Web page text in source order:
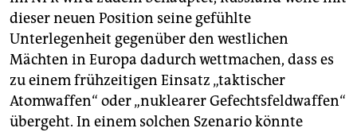
dieser neuen Position seine gefühlte
Unterlegenheit gegenüber den westlichen
Mächten in Europa dadurch wettmachen, dass es
zu einem frühzeitigen Einsatz „taktischer
Atomwaffen“ oder „nuklearer Gefechtsfeldwaffen“
übergeht. In einem solchen Szenario könnte